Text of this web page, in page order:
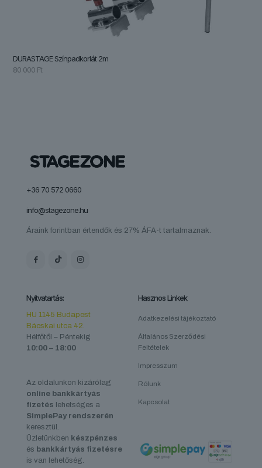
DURASTAGE Színpadkorlát 2m
80 000 Ft
+36 70 572 0660
info@stagezone.hu
Áraink forintban értendők és 27% ÁFA-t tartalmaznak.
Nyitvatartás:
HU 1145 Budapest
Bácskai utca 42.
Hétfőtől – Péntekig
10:00 – 18:00
Az oldalunkon kizárólag
online bankkártyás
fizetés lehetséges a
SimplePay rendszerén
keresztül.
Üzletünkben készpénzes
és bankkártyás fizetésre
is van lehetőség.
Hasznos Linkek
Adatkezelési tájékoztató
Általános Szerződési
Feltételek
Impresszum
Rólunk
Kapcsolat